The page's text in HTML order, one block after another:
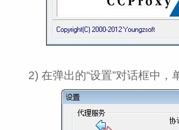
2) 在弹出的“设置”对话框中，单